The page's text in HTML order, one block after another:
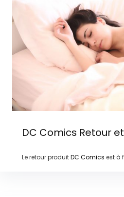
DC Comics Retour
Le retour produitDC Comics est à